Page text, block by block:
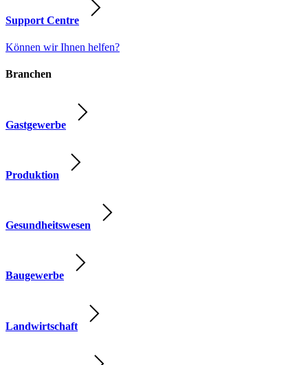
Support Centre
Können wir Ihnen helfen?
Branchen
Gastgewerbe
Produktion
Gesundheitswesen
Baugewerbe
Landwirtschaft